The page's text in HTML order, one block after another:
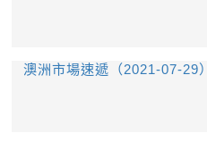
澳洲市場速遞（2021-07-29）